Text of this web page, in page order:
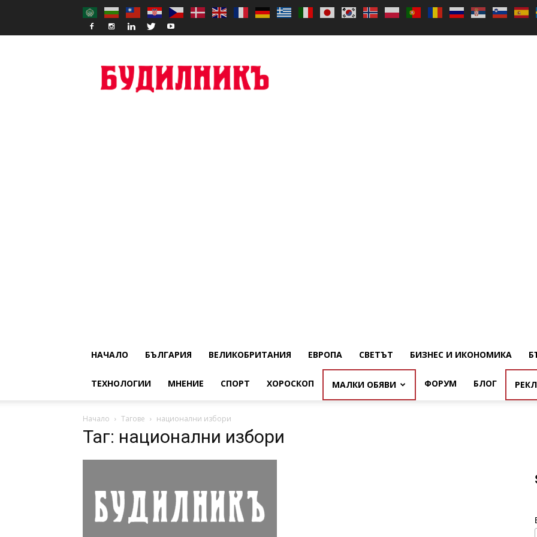
НАЧАЛО БЪЛГАРИЯ ВЕЛИКОБРИТАНИЯ ЕВРОПА СВЕТЪТ БИЗНЕС И ИКОНОМИКА
ТЕХНОЛОГИИ МНЕНИЕ СПОРТ ХОРОСКОП МАЛКИ ОБЯВИ ФОРУМ БЛОГ
Начало Тагове национални избори
Таг: национални избори